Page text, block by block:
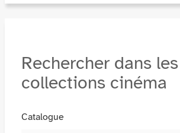
Rechercher dans les
collections cinéma
Catalogue